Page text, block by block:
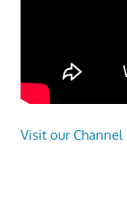
Visit our Channel